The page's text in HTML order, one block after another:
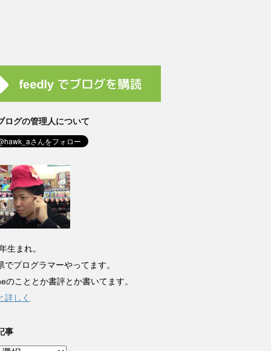
ログの管理人について
生まれ。
でプログラマーやってます。
のこととか書評とか書いてます。
詳しく
事